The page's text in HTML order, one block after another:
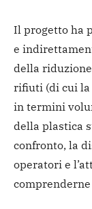
Il progetto ha
e
della
rifiuti (di cui la
in termini
della plastica
confronto, la
operatori e